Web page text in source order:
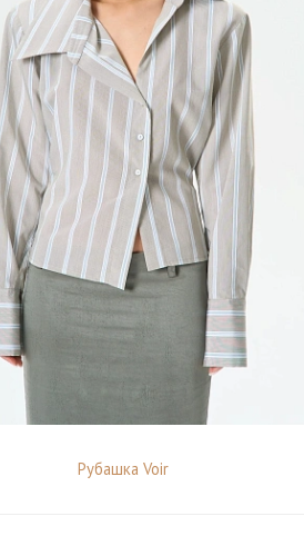
Рубашка Voir